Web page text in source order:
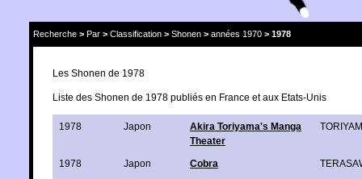
Recherche > Par > Classification > Shonen > années 1970 > 1978
Les Shonen de 1978
Liste des Shonen de 1978 publiés en France et aux Etats-Unis
1978 Japon
Akira Toriyama's Manga
Theater
1978 Japon Cobra